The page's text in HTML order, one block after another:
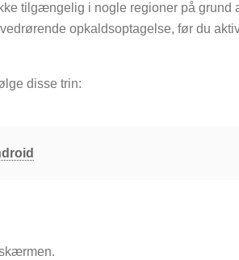
tilgængelig i nogle regioner på grund
opkaldsoptagelse, før du
disse trin: